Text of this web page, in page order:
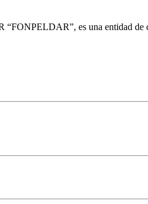
es una entidad de